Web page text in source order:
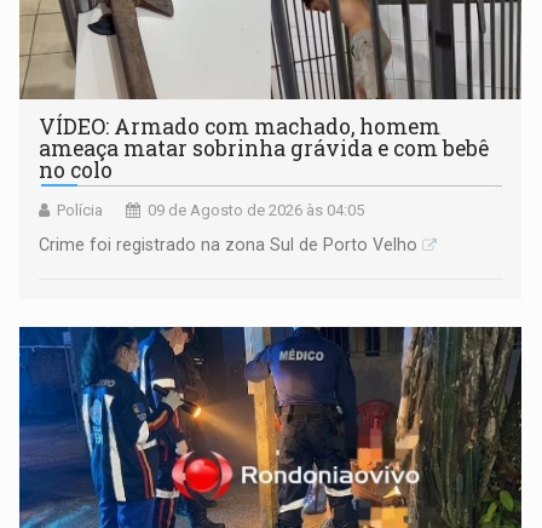
VÍDEO: Armado com machado, homem
ameaça matar sobrinha grávida e com bebê
no colo
Polícia 09 de Agosto de 2026 às 04:05
Crime foi registrado na zona Sul de Porto Velho